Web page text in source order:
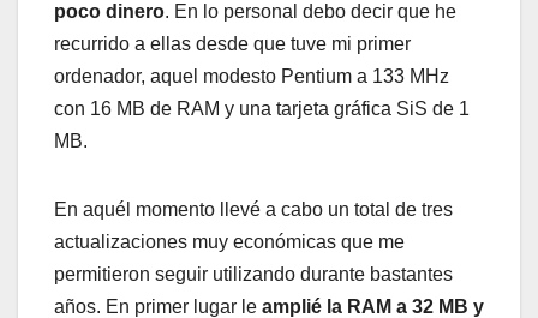
poco dinero. En lo personal debo decir que he
recurrido a ellas desde que tuve mi primer
ordenador, aquel modesto Pentium a 133 MHz
con 16 MB de RAM y una tarjeta gráfica SiS de 1
MB.
En aquél momento llevé a cabo un total de tres
actualizaciones muy económicas que me
permitieron seguir utilizando durante bastantes
años. En primer lugar le amplié la RAM a 32 MB y